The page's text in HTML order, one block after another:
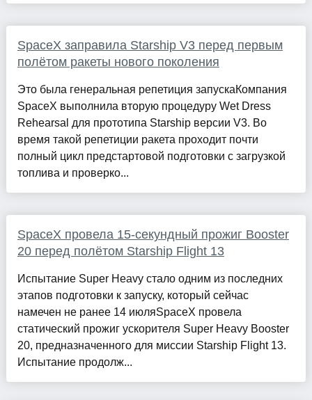
SpaceX заправила Starship V3 перед первым
полётом ракеты нового поколения
Это была генеральная репетиция запускаКомпания
SpaceX выполнила вторую процедуру Wet Dress
Rehearsal для прототипа Starship версии V3. Во
время такой репетиции ракета проходит почти
полный цикл предстартовой подготовки с загрузкой
топлива и проверко...
SpaceX провела 15-секундный прожиг Booster
20 перед полётом Starship Flight 13
Испытание Super Heavy стало одним из последних
этапов подготовки к запуску, который сейчас
намечен не ранее 14 июляSpaceX провела
статический прожиг ускорителя Super Heavy Booster
20, предназначенного для миссии Starship Flight 13.
Испытание продолж...